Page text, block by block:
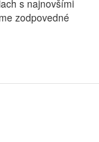
s najnovšími
zodpovedné